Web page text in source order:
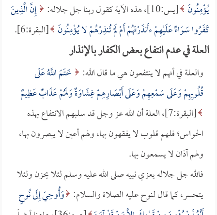
يُؤْمِنُونَ [يس:10]، هذه الآية كقول ربنا جل جلاله:
إِنَّ الَّذِينَ
كَفَرُوا سَوَاءٌ عَلَيْهِمْ ءأَنذَرْتَهُمْ أَمْ لَمْ تُنذِرْهُمْ لا يُؤْمِنُونَ [البقرة:6]. ‏
العلة في عدم انتفاع بعض الكفار بالإنذار
والعلة في أنهم لا ينتفعون هي ما قال الله:
خَتَمَ اللَّهُ عَلَى
قُلُوبِهِمْ وَعَلَى سَمْعِهِمْ وَعَلَى أَبْصَارِهِمْ غِشَاوَةٌ وَلَهُمْ عَذَابٌ عَظِيمٌ
[البقرة:7]، العلة أن الله عز وجل قد سلبهم الانتفاع بهذه
الحواس؛ فلهم قلوب لا يفقهون بها، ولهم أعين لا يبصرون بها،
ولهم آذان لا يسمعون بها.
فالله جل جلاله يعزي نبيه صلى الله عليه وسلم لئلا يحزن ولئلا
يتحسر، كما قال لنوح عليه الصلاة والسلام: وَأُوحِيَ إِلَى نُوحٍ